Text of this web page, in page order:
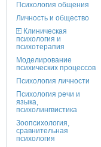
Психология общения
Личность и общество
Клиническая
психология и
психотерапия
Моделирование
психических процессов
Психология личности
Психология речи и
языка,
психолингвистика
Зоопсихология,
сравнительная
психология